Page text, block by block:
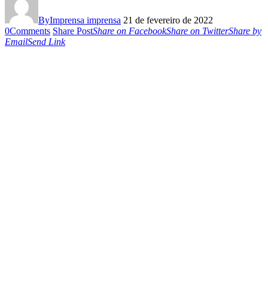
ByImprensa imprensa 21 de fevereiro de 2022
0Comments Share PostShare on FacebookShare on TwitterShare by
EmailSend Link